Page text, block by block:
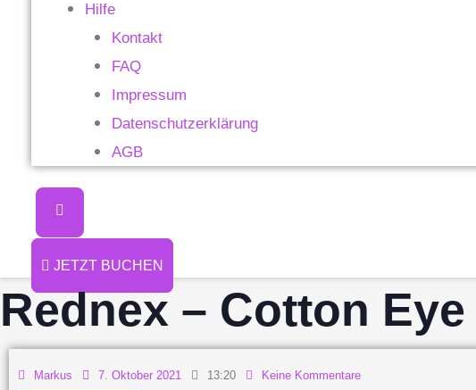
Hilfe
Kontakt
FAQ
Impressum
Datenschutzerklärung
AGB
JETZT BUCHEN
Rednex – Cotton
Markus 7. Oktober 2021 13:20 Keine Kommentare